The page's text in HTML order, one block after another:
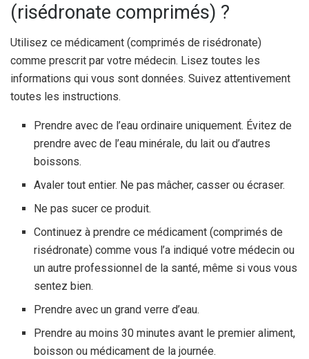
(risédronate comprimés) ?
Utilisez ce médicament (comprimés de risédronate)
comme prescrit par votre médecin. Lisez toutes les
informations qui vous sont données. Suivez attentivement
toutes les instructions.
Prendre avec de l’eau ordinaire uniquement. Évitez de
prendre avec de l’eau minérale, du lait ou d’autres
boissons.
Avaler tout entier. Ne pas mâcher, casser ou écraser.
Ne pas sucer ce produit.
Continuez à prendre ce médicament (comprimés de
risédronate) comme vous l’a indiqué votre médecin ou
un autre professionnel de la santé, même si vous vous
sentez bien.
Prendre avec un grand verre d’eau.
Prendre au moins 30 minutes avant le premier aliment,
boisson ou médicament de la journée.